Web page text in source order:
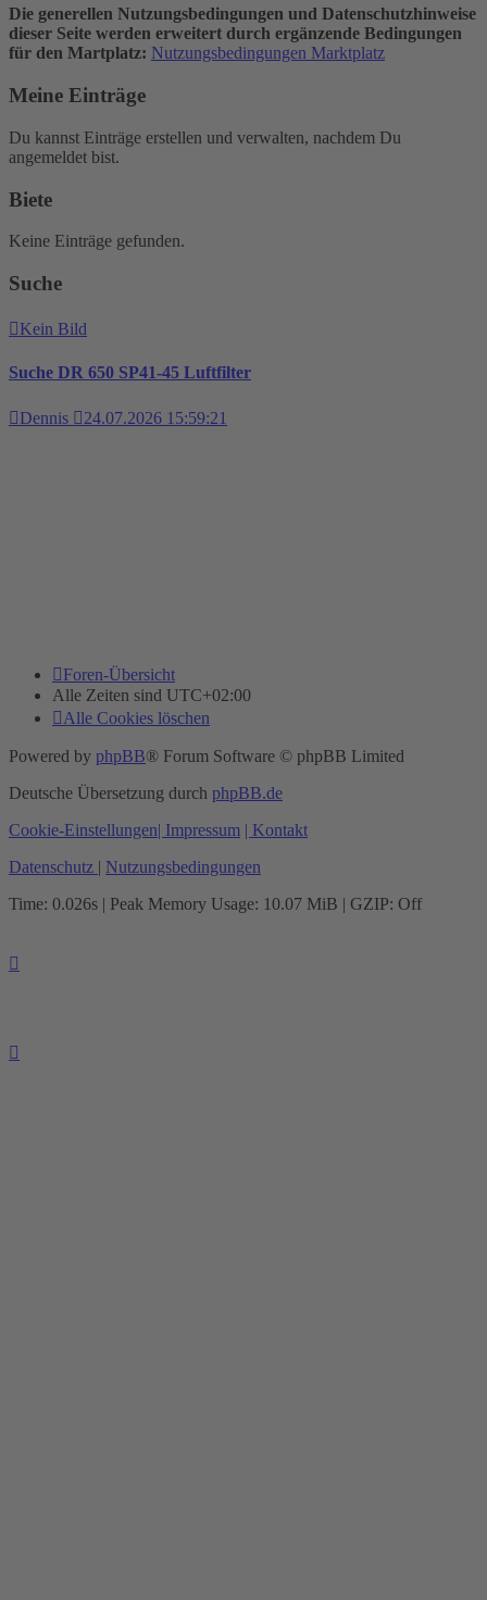
Die generellen Nutzungsbedingungen und Datenschutzhinweise
dieser Seite werden erweitert durch ergänzende Bedingungen
für den Martplatz: Nutzungsbedingungen Marktplatz
Meine Einträge
Du kannst Einträge erstellen und verwalten, nachdem Du
angemeldet bist.
Biete
Keine Einträge gefunden.
Suche
Kein Bild
Suche DR 650 SP41-45 Luftfilter
Dennis 24.07.2026 15:59:21
Foren-Übersicht
Alle Zeiten sind UTC+02:00
Alle Cookies löschen
Powered by phpBB® Forum Software © phpBB Limited
Deutsche Übersetzung durch phpBB.de
Cookie-Einstellungen| Impressum | Kontakt
Datenschutz | Nutzungsbedingungen
Time: 0.026s | Peak Memory Usage: 10.07 MiB | GZIP: Off